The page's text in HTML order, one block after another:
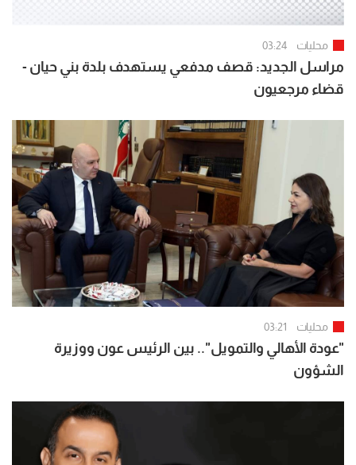
محليات 03:24
مراسل الجديد: قصف مدفعي يستهدف بلدة بني حيان -
قضاء مرجعيون
محليات 03:21
"عودة الأهالي والتمويل".. بين الرئيس عون ووزيرة
الشؤون